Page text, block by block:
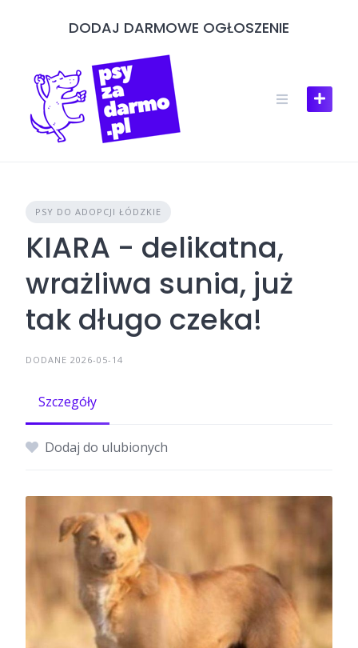
DODAJ DARMOWE OGŁOSZENIE
PSY DO ADOPCJI ŁÓDZKIE
KIARA - delikatna,
wrażliwa sunia, już
tak długo czeka!
DODANE 2026-05-14
Szczegóły
Dodaj do ulubionych